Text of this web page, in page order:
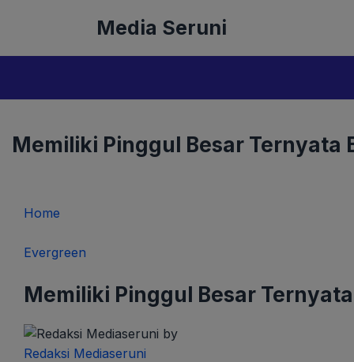
Media Seruni
Memiliki Pinggul Besar Ternyata
Home
Evergreen
Memiliki Pinggul Besar
by
Redaksi Mediaseruni